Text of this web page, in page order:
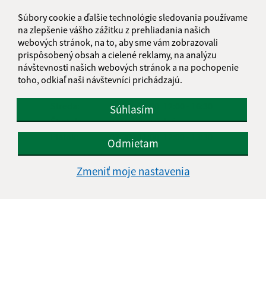
Súbory cookie a ďalšie technológie sledovania používame
na zlepšenie vášho zážitku z prehliadania našich
webových stránok, na to, aby sme vám zobrazovali
prispôsobený obsah a cielené reklamy, na analýzu
návštevnosti našich webových stránok a na pochopenie
toho, odkiaľ naši návštevníci prichádzajú.
Súhlasím
Odmietam
Zmeniť moje nastavenia
Úradné hodiny:
Deň
Čas doobeda Čas poobede
Pondelok:
07:30 - 11:00 12:00 - 15:00
07:30 - 11:00
Štvrtok:
nestránkový deň
07:30 - 11:00
Obedňajšia prestávka:11:00 - 12:00